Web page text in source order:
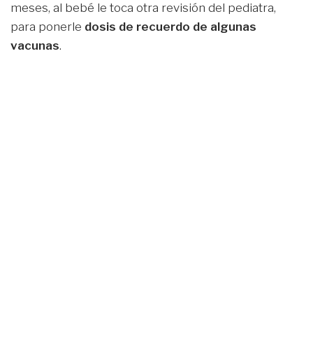
meses, al bebé le toca otra revisión del pediatra,
para ponerle dosis de recuerdo de algunas
vacunas.